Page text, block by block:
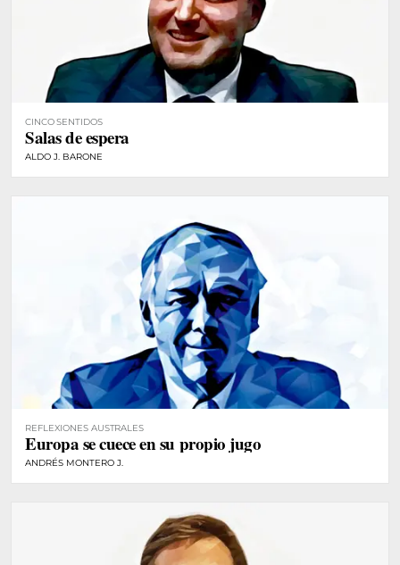
CINCO SENTIDOS
Salas de espera
ALDO J. BARONE
REFLEXIONES AUSTRALES
Europa se cuece en su propio jugo
ANDRÉS MONTERO J.